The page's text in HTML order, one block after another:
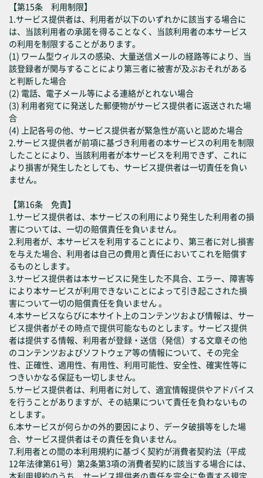
【第15条 利用制限】
1.サービス提供者は、利用者が以下のいずれかに該当する場合に
は、当該利用者の承諾を得ることなく、当該利用者の本サービス
の利用を制限することがあります。
(1) ワーム型ウィルスの感染、大量送信メールの経路等により、当
該登録者が関与することにより第三者に被害が及ぶおそれがある
と判断した場合
(2) 電話、電子メール等による連絡がとれない場合
(3) 利用者宛てに発送した郵便物がサービス提供者に返送された場
合
(4) 上記各号の他、サービス提供者が緊急性が高いと認めた場合
2.サービス提供者が前項に基づき利用者の本サービスの利用を制限
したことにより、当該利用者が本サービスを利用できず、これに
より損害が発生したとしても、サービス提供者は一切責任を負い
ません。
【第16条 免責】
1.サービス提供者は、本サービスの利用により発生した利用者の損
害については、一切の賠償責任を負いません。
2.利用者が、本サービスを利用することにより、第三者に対し損害
を与えた場合、利用者は自己の費用と責任においてこれを賠償す
るものとします。
3.サービス提供者は本サービスに発生した不具合、エラー、障害等
により本サービスが利用できないことによって引き起こされた損
害について一切の賠償責任を負いません 。
4.本サービスならびに本サイト上のコンテンツおよび情報は、サー
ビス提供者がその時点で提供可能なものとします。サービス提供
者は提供する情報、利用者が登録・送信（発信）する文章その他
のコンテンツおよびソフトウェア等の情報について、その完全
性、正確性、適用性、有用性、利用可能性、安全性、確実性等に
つきいかなる保証も一切しません。
5.サービス提供者は、利用者に対して、適宜情報提供やアドバイス
を行うことがありますが、その結果について責任を負わないもの
とします。
6.本サービスが何らかの外的要因により、データ破損等をした場
合、サービス提供者はその責任を負いません。
7.利用者との間の本利用規約に基づく契約が消費者契約法（平成
12年法律第61号）第2条第3項の消費者契約に該当する場合には、
本利用規約のうち、サービス提供者の責任を完全に免責する規定